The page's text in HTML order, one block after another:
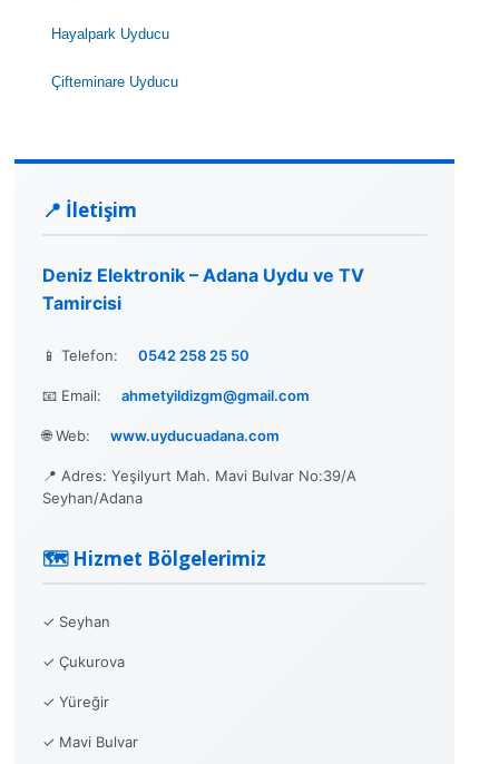
Hayalpark Uyducu
Çifteminare Uyducu
📍 İletişim
Deniz Elektronik – Adana Uydu ve TV
Tamircisi
📱 Telefon: 0542 258 25 50
📧 Email: ahmetyildizgm@gmail.com
🌐 Web: www.uyducuadana.com
📍 Adres: Yeşilyurt Mah. Mavi Bulvar No:39/A
Seyhan/Adana
🗺️ Hizmet Bölgelerimiz
✓ Seyhan
✓ Çukurova
✓ Yüreğir
✓ Mavi Bulvar